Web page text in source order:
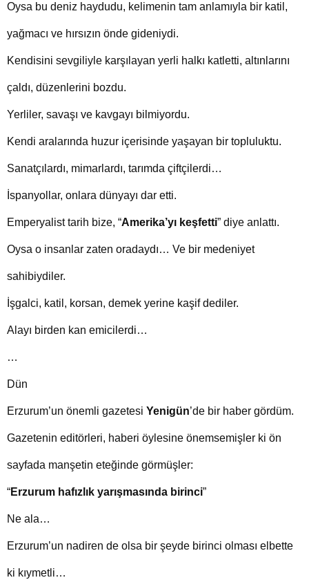
Oysa bu deniz haydudu, kelimenin tam anlamıyla bir katil,
yağmacı ve hırsızın önde gideniydi.
Kendisini sevgiliyle karşılayan yerli halkı katletti, altınlarını
çaldı, düzenlerini bozdu.
Yerliler, savaşı ve kavgayı bilmiyordu.
Kendi aralarında huzur içerisinde yaşayan bir topluluktu.
Sanatçılardı, mimarlardı, tarımda çiftçilerdi…
İspanyollar, onlara dünyayı dar etti.
Emperyalist tarih bize, “Amerika’yı keşfetti” diye anlattı.
Oysa o insanlar zaten oradaydı… Ve bir medeniyet
sahibiydiler.
İşgalci, katil, korsan, demek yerine kaşif dediler.
Alayı birden kan emicilerdi…
…
Dün
Erzurum’un önemli gazetesi Yenigün’de bir haber gördüm.
Gazetenin editörleri, haberi öylesine önemsemişler ki ön
sayfada manşetin eteğinde görmüşler:
“Erzurum hafızlık yarışmasında birinci”
Ne ala…
Erzurum’un nadiren de olsa bir şeyde birinci olması elbette
ki kıymetli…